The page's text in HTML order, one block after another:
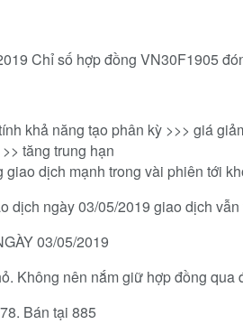
Chỉ số hợp đồng VN30F1905
khả năng tạo phân kỳ >>> giá
tăng trung hạn
dịch mạnh trong vài phiên tới
dịch ngày 03/05/2019 giao dịch
03/05/2019
Không nên nắm giữ hợp đồng qua
Bán tại 885